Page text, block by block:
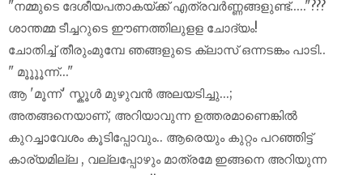
"നമ്മുടെ ദേശീയപതാകയ്ക്ക് എത്രവർണ്ണങ്ങളുണ്ട്....."???
ശാന്തമ്മ ടീച്ചറുടെ ഈണത്തിലുളള ചോദ്യം!
ചോതിച്ച് തീരുംമുമ്പേ ഞങ്ങളുടെ ക്ലാസ് ഒന്നടങ്കം പാടി..
" മൂൂൂൂന്ന്..."
ആ 'മൂന്ന്' സ്കൂൾ മുഴുവൻ അലയടിച്ചു...;
അതങ്ങനെയാണ്, അറിയാവുന്ന ഉത്തരമാണെങ്കിൽ
കുറച്ചാവേശം കൂടിപ്പോവും.. ആരെയും കുറ്റം പറഞ്ഞിട്ട്
കാര്യമില്ല , വല്ലപ്പോഴും മാത്രമേ ഇങ്ങനെ അറിയുന്ന